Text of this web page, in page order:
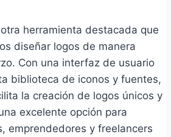
herramienta destacada que
diseñar logos de manera
Con una interfaz de usuario
biblioteca de iconos y fuentes,
la creación de logos únicos y
excelente opción para
emprendedores y freelancers